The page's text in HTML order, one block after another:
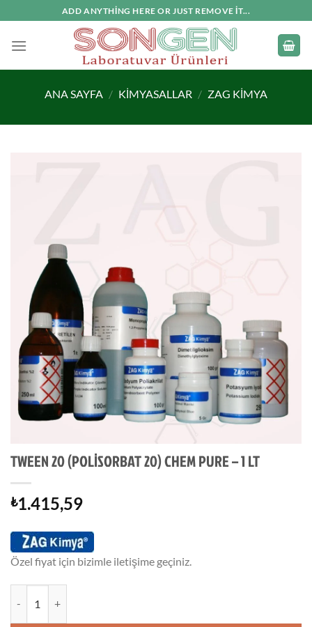
atla
ADD ANYTHING HERE OR JUST REMOVE IT...
ANA SAYFA / KIMYASALLAR / ZAG KIMYA
TWEEN 20 (POLİSORBAT 20) CHEM PURE – 1 LT
₺1.415,59
Özel fiyat için bizimle iletişime geçiniz.